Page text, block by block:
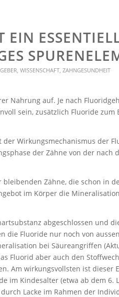
EIN
,WISSENSCHAFT,ZAHNGESUNDHEIT
Nahrung auf. Je nach
sein, zusätzlich Fluoride
der Wirkungsmechanismus der
der Zähne von der
Zähne, die schon in
im Körper die
abgeschlossen und
die Fluoride nur noch von
bei Säureangriffen
Fluorid aber auch den
Am wirkungsvollsten ist
im Kindesalter (etwa ab dem
Lacke im Rahmen der